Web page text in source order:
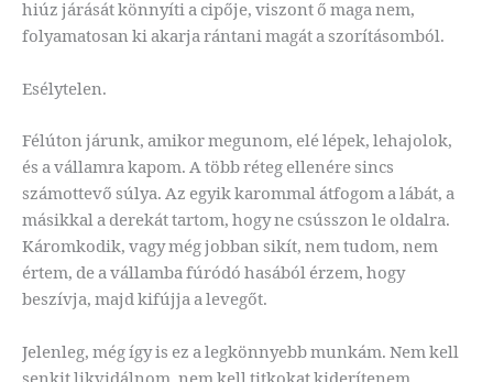
hiúz járását könnyíti a cipője, viszont ő maga nem,
folyamatosan ki akarja rántani magát a szorításomból.
Esélytelen.
Félúton járunk, amikor megunom, elé lépek, lehajolok,
és a vállamra kapom. A több réteg ellenére sincs
számottevő súlya. Az egyik karommal átfogom a lábát, a
másikkal a derekát tartom, hogy ne csússzon le oldalra.
Káromkodik, vagy még jobban sikít, nem tudom, nem
értem, de a vállamba fúródó hasából érzem, hogy
beszívja, majd kifújja a levegőt.
Jelenleg, még így is ez a legkönnyebb munkám. Nem kell
senkit likvidálnom, nem kell titkokat kiderítenem.